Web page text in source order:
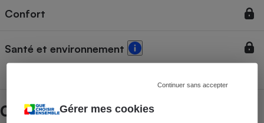
Gérer mes cookies
Continuer sans accepter
Confort
Santé et environnement
Caractéristiques Thule Elm + base Alfi